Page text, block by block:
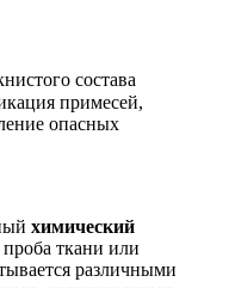
состава
примесей,
опасных
химический
проба ткани или
различными